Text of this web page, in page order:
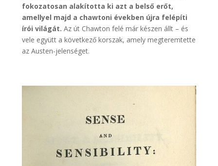
fokozatosan alakította ki azt a belső erőt,
amellyel majd a chawtoni években újra felépíti
írói világát. Az út Chawton felé már készen állt – és
vele együtt a következő korszak, amely megteremtette
az Austen-jelenséget.